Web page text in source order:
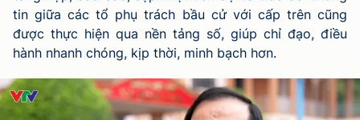
tin giữa các tổ phụ trách bầu cử với cấp trên cũng
được thực hiện qua nền tảng số, giúp chỉ đạo, điều
hành nhanh chóng, kịp thời, minh bạch hơn.